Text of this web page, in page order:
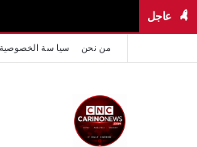
عاجل
من نحن سيا سة الخصوصية